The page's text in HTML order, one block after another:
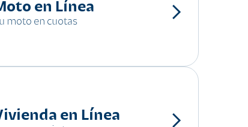
en Línea
moto en cuotas
en Línea